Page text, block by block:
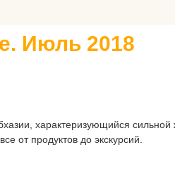
Июль 2018
характеризующийся
от продуктов до экскурсий.